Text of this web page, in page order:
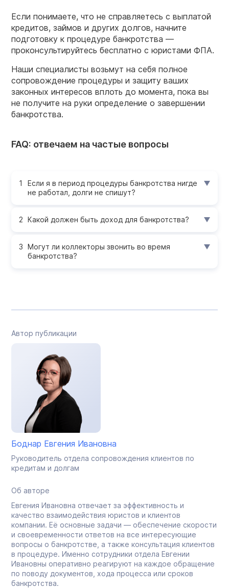
Если понимаете, что не справляетесь с выплатой
кредитов, займов и других долгов, начните
подготовку к процедуре банкротства —
проконсультируйтесь бесплатно с юристами ФПА.
Наши специалисты возьмут на себя полное
сопровождение процедуры и защиту ваших
законных интересов вплоть до момента, пока вы
не получите на руки определение о завершении
банкротства.
FAQ: отвечаем на частые вопросы
Если я в период процедуры банкротства нигде
не работал, долги не спишут?
Какой должен быть доход для банкротства?
Могут ли коллекторы звонить во время
банкротства?
Автор публикации
Боднар Евгения Ивановна
Руководитель отдела сопровождения клиентов по
кредитам и долгам
Об авторе
Евгения Ивановна отвечает за эффективность и
качество взаимодействия юристов и клиентов
компании. Её основные задачи — обеспечение скорости
и своевременности ответов на все интересующие
вопросы о банкротстве, а также консультация клиентов
в процедуре. Именно сотрудники отдела Евгении
Ивановны оперативно реагируют на каждое обращение
по поводу документов, хода процесса или сроков
банкротства.